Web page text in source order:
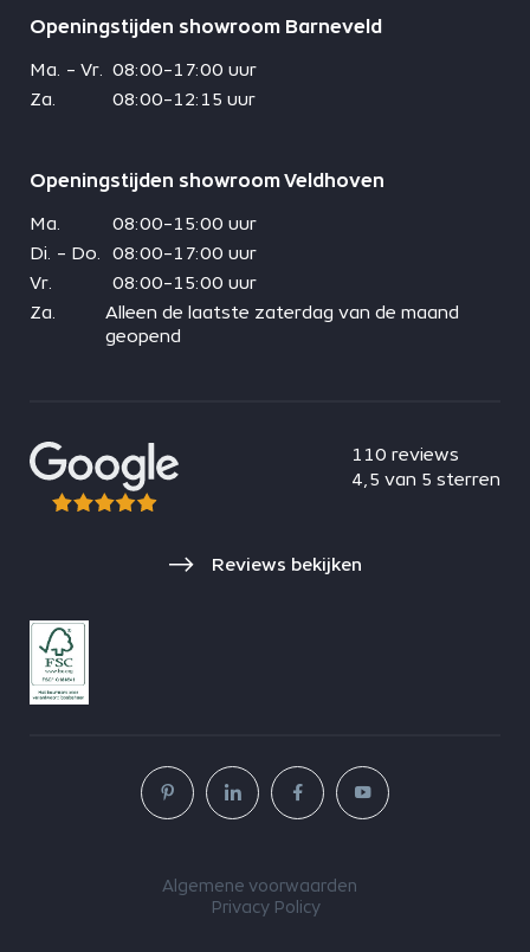
Openingstijden showroom Barneveld
Ma. - Vr.
08:00-17:00 uur
Za.
08:00-12:15 uur
Openingstijden showroom Veldhoven
Ma.
08:00-15:00 uur
Di. - Do.
08:00-17:00 uur
Vr.
08:00-15:00 uur
Za.
Alleen de laatste zaterdag van de maand
geopend
110 reviews
4,5 van 5 sterren
Reviews bekijken
Algemene voorwaarden
Privacy Policy